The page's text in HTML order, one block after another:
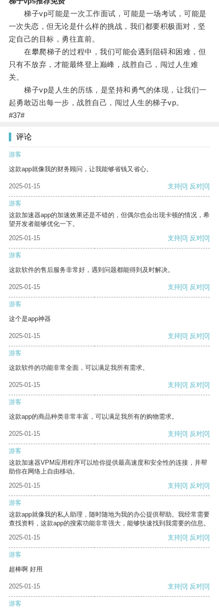
梯子vp可能是一次工作面试，可能是一场考试，可能是
一次失恋，但无论是什么样的挑战，我们都要积极面对，坚
定自己的目标，勇往直前。
在攀爬梯子的过程中，我们可能会遇到阻碍和困难，但
只有不放弃，才能最终登上巅峰，战胜自己，闯过人生难
关。
梯子vp是人生的历练，是坚持和勇气的体现，让我们一
起勇敢迈出每一步，战胜自己，闯过人生的梯子vp。
#37#
评论
游客
这款app就像我的财务顾问，让我能够省钱又省心。
2025-01-15 支持[0] 反对[0]
游客
这款加速器app的加速效果还是不错的，但偶尔也会出现卡顿的情况，希
望开发者能够优化一下。
2025-01-15
支持[0] 反对[0]
游客
这款软件的售后服务非常好，遇到问题都能得到及时解决。
2025-01-15 支持[0] 反对[0]
游客
这个是app神器
2025-01-15 支持[0] 反对[0]
游客
这款软件的功能非常全面，可以满足我所有需求。
2025-01-15 支持[0] 反对[0]
游客
这款app的商品种类非常丰富，可以满足我所有的购物需求。
2025-01-15 支持[0] 反对[0]
游客
这款加速器VPM应用程序可以给你提供最高速度和安全性的连接，并帮
助你在网络上自由移动。
2025-01-15
支持[0] 反对[0]
游客
这款app就像我的私人助理，随时随地为我的办公提供帮助。我经常需要
查找资料，这款app的搜索功能非常强大，能够快速找到我需要的信息。
2025-01-15
支持[0] 反对[0]
游客
超棒啊 好用
2025-01-15 支持[0] 反对[0]
游客